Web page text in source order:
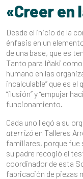
«Creer en
Desde el inicio de la
énfasis en un
de una base, que es
Tanto para Iñaki
humano en las
incalculable” que es
“ilusión” y “empujar
funcionamiento.
Cada uno llegó a su
aterrizó en Talleres
familiares, porque fue
su padre recogió el
coordinador de esta
fabricación de piezas